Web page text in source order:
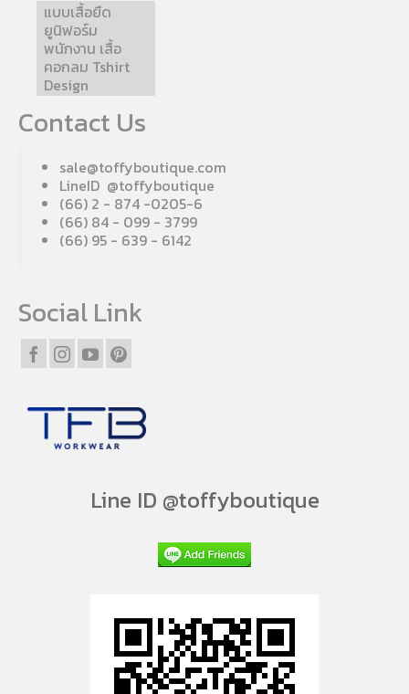
แบบเสื้อยืด
ยูนิฟอร์ม
พนักงาน เสื้อ
คอกลม Tshirt
Design
Contact Us
sale@toffyboutique.com
LineID @toffyboutique
(66) 2 - 874 -0205-6
(66) 84 - 099 - 3799
(66) 95 - 639 - 6142
Social Link
Line ID @toffyboutique